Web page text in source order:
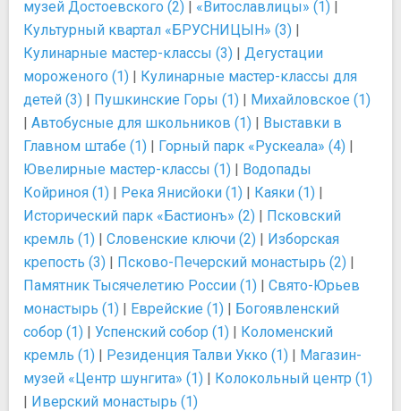
музей Достоевского (2) | «Витославлицы» (1) |
Культурный квартал «БРУСНИЦЫН» (3) |
Кулинарные мастер-классы (3) | Дегустации
мороженого (1) | Кулинарные мастер-классы для
детей (3) | Пушкинские Горы (1) | Михайловское (1)
| Автобусные для школьников (1) | Выставки в
Главном штабе (1) | Горный парк «Рускеала» (4) |
Ювелирные мастер-классы (1) | Водопады
Койриноя (1) | Река Янисйоки (1) | Каяки (1) |
Исторический парк «Бастионъ» (2) | Псковский
кремль (1) | Словенские ключи (2) | Изборская
крепость (3) | Псково-Печерский монастырь (2) |
Памятник Тысячелетию России (1) | Свято-Юрьев
монастырь (1) | Еврейские (1) | Богоявленский
собор (1) | Успенский собор (1) | Коломенский
кремль (1) | Резиденция Талви Укко (1) | Магазин-
музей «Центр шунгита» (1) | Колокольный центр (1)
| Иверский монастырь (1)